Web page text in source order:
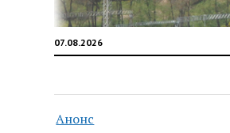
07.08.2026
Анонс